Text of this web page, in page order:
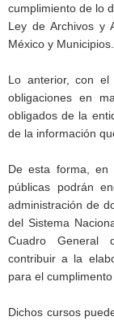
cumplimiento de lo
Ley de Archivos y
México y Municipios.
Lo anterior, con
obligaciones en
obligados de la
de la información
De esta forma, en
públicas podrán
administración de
del Sistema
Cuadro General
contribuir a la
para el
Dichos cursos